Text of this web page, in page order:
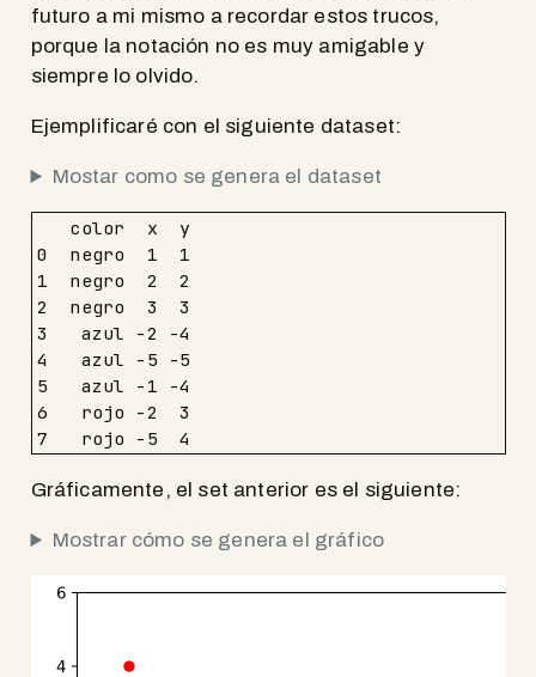
futuro a mi mismo a recordar estos trucos,
porque la notación no es muy amigable y
siempre lo olvido.
Ejemplificaré con el siguiente dataset:
Mostar como se genera el dataset
   color  x  y
0  negro  1  1
1  negro  2  2
2  negro  3  3
3   azul -2 -4
4   azul -5 -5
5   azul -1 -4
6   rojo -2  3
7   rojo -5  4
Gráficamente, el set anterior es el siguiente:
Mostrar cómo se genera el gráfico